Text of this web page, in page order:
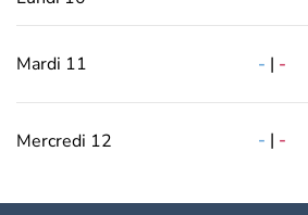
Mardi 11 - | -
Mercredi 12 - | -